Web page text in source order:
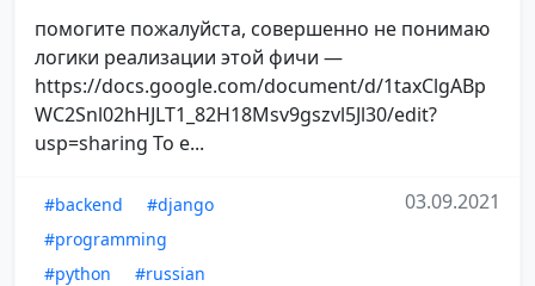
помогите пожалуйста, совершенно не понимаю
логики реализации этой фичи —
https://docs.google.com/document/d/1taxClgABp
WC2Snl02hHJLT1_82H18Msv9gszvl5Jl30/edit?
usp=sharing То е...
#backend
#django
#programming
#python
#russian
03.09.2021